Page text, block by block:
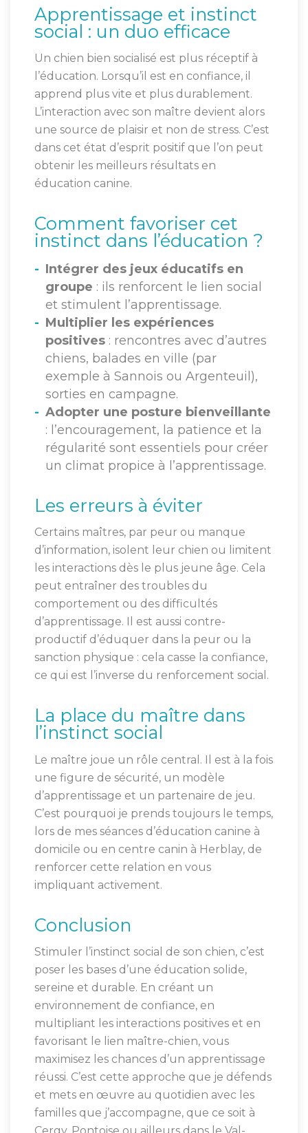
Apprentissage et instinct
social : un duo efficace
Un chien bien socialisé est plus réceptif à
l’éducation. Lorsqu’il est en confiance, il
apprend plus vite et plus durablement.
L’interaction avec son maître devient alors
une source de plaisir et non de stress. C’est
dans cet état d’esprit positif que l’on peut
obtenir les meilleurs résultats en
éducation canine.
Comment favoriser cet
instinct dans l’éducation ?
Intégrer des jeux éducatifs en
groupe : ils renforcent le lien social
et stimulent l’apprentissage.
Multiplier les expériences
positives : rencontres avec d’autres
chiens, balades en ville (par
exemple à Sannois ou Argenteuil),
sorties en campagne.
Adopter une posture bienveillante
: l’encouragement, la patience et la
régularité sont essentiels pour créer
un climat propice à l’apprentissage.
Les erreurs à éviter
Certains maîtres, par peur ou manque
d’information, isolent leur chien ou limitent
les interactions dès le plus jeune âge. Cela
peut entraîner des troubles du
comportement ou des difficultés
d’apprentissage. Il est aussi contre-
productif d’éduquer dans la peur ou la
sanction physique : cela casse la confiance,
ce qui est l’inverse du renforcement social.
La place du maître dans
l’instinct social
Le maître joue un rôle central. Il est à la fois
une figure de sécurité, un modèle
d’apprentissage et un partenaire de jeu.
C’est pourquoi je prends toujours le temps,
lors de mes séances d’éducation canine à
domicile ou en centre canin à Herblay, de
renforcer cette relation en vous
impliquant activement.
Conclusion
Stimuler l’instinct social de son chien, c’est
poser les bases d’une éducation solide,
sereine et durable. En créant un
environnement de confiance, en
multipliant les interactions positives et en
favorisant le lien maître-chien, vous
maximisez les chances d’un apprentissage
réussi. C’est cette approche que je défends
et mets en œuvre au quotidien avec les
familles que j’accompagne, que ce soit à
Cergy, Pontoise ou ailleurs dans le Val-